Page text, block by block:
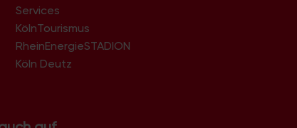
Services
KölnTourismus
RheinEnergieSTADION
Köln Deutz